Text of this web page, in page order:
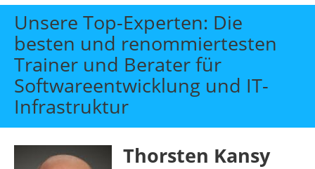
Start
Themen
Beratung
Individuelle Schulungen
Offene Seminare
Unsere Top-Experten: Die
besten und renommiertesten
Trainer und Berater für
Softwareentwicklung und IT-
Infrastruktur
Thorsten Kansy